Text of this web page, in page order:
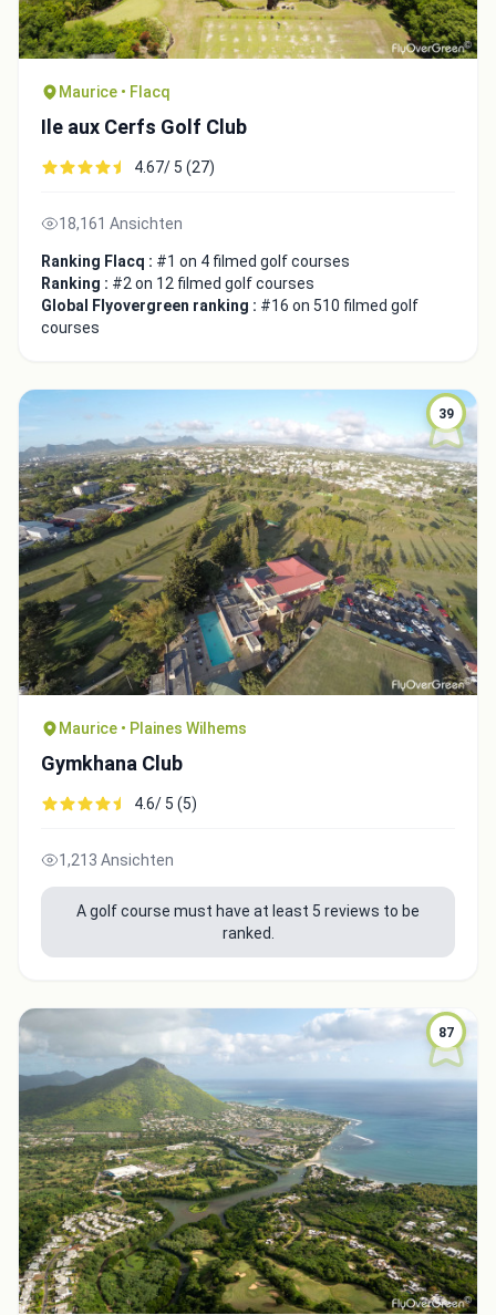
Maurice • Flacq
Ile aux Cerfs Golf Club
4.67/ 5 (27)
18,161 Ansichten
Ranking Flacq : #1 on 4 filmed golf courses
Ranking : #2 on 12 filmed golf courses
Global Flyovergreen ranking : #16 on 510 filmed golf
courses
39
Maurice • Plaines Wilhems
Gymkhana Club
4.6/ 5 (5)
1,213 Ansichten
A golf course must have at least 5 reviews to be
ranked.
87
Integrate video
Video choice:
Copy to Clipboard